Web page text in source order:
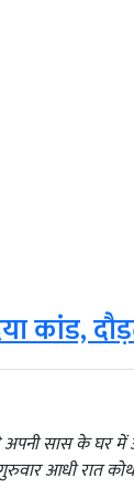
कांड,
अपनी सास के घर
आधी रात